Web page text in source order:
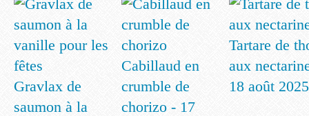
Gravlax de
saumon à la
Cabillaud en
crumble de
chorizo - 17
Tartare de
aux
18 août 2025